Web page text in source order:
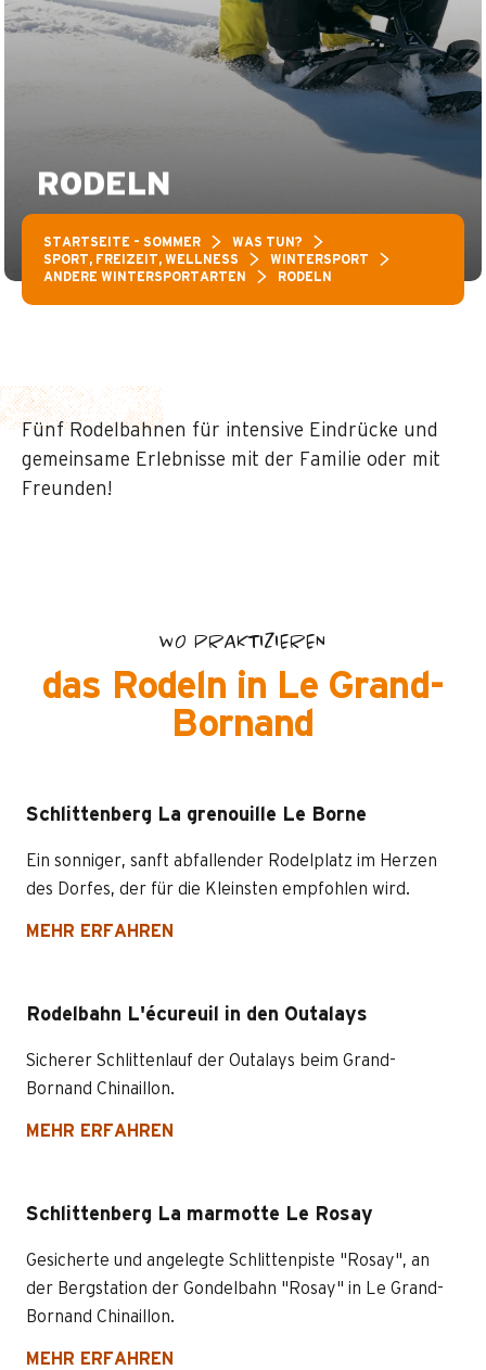
RODELN
STARTSEITE – SOMMER
WAS TUN?
SPORT, FREIZEIT, WELLNESS
WINTERSPORT
ANDERE WINTERSPORTARTEN
RODELN
Fünf Rodelbahnen für intensive Eindrücke und
gemeinsame Erlebnisse mit der Familie oder mit
Freunden!
WO PRAKTIZIEREN
das Rodeln in Le Grand-
Bornand
Schlittenberg La grenouille Le Borne
Ein sonniger, sanft abfallender Rodelplatz im Herzen
des Dorfes, der für die Kleinsten empfohlen wird.
MEHR ERFAHREN
Rodelbahn L'écureuil in den Outalays
Sicherer Schlittenlauf der Outalays beim Grand-
Bornand Chinaillon.
MEHR ERFAHREN
Schlittenberg La marmotte Le Rosay
Gesicherte und angelegte Schlittenpiste "Rosay", an
der Bergstation der Gondelbahn "Rosay" in Le Grand-
Bornand Chinaillon.
MEHR ERFAHREN